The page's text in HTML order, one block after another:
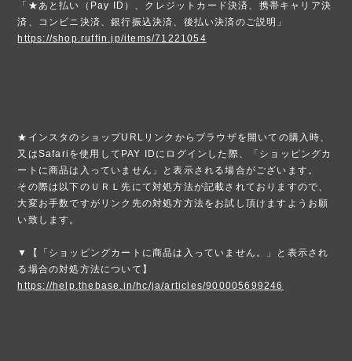
「★あと払い（Pay ID）、クレジットカード決済、携帯キャリア決
済、コンビニ決済、銀行振込決済、後払い決済のご説明」
https://shop.ruffin.jp/items/71221054
★インスタのショップURLリンクからブラウザを開いての購入時、
又はSafariを使用してPAY IDにログインした際、「ショッピングカ
ートに商品は入っていません」と表示される場合がございます。
その際は以下のＵＲＬ先にて対処方法が記載されておりますので、
大変お手数ですがリンク先の対処方方法をお試し頂けますようお願
い致します。
▼【「ショッピングカートに商品は入っていません。」と表示され
る場合の対処方法について】
https://help.thebase.in/hc/ja/articles/900005699246